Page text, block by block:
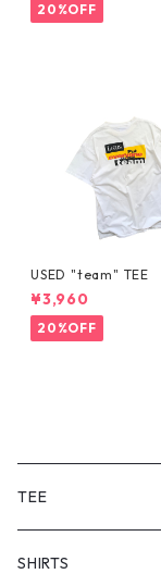
20%OFF
USED "team" TEE
¥3,960
20%OFF
TEE
SHORT SLEEVE
SHIRTS